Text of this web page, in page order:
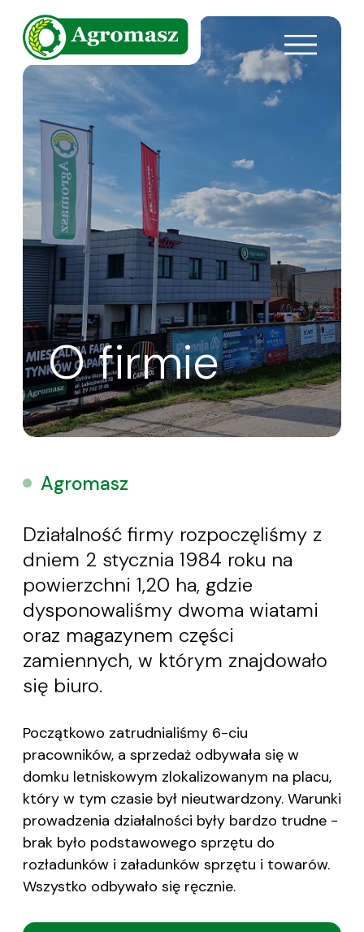
O firmie
Agromasz
Działalność firmy rozpoczęliśmy z
dniem 2 stycznia 1984 roku na
powierzchni 1,20 ha, gdzie
dysponowaliśmy dwoma wiatami
oraz magazynem części
zamiennych, w którym znajdowało
się biuro.
Początkowo zatrudnialiśmy 6-ciu
pracowników, a sprzedaż odbywała się w
domku letniskowym zlokalizowanym na placu,
który w tym czasie był nieutwardzony. Warunki
prowadzenia działalności były bardzo trudne -
brak było podstawowego sprzętu do
rozładunków i załadunków sprzętu i towarów.
Wszystko odbywało się ręcznie.